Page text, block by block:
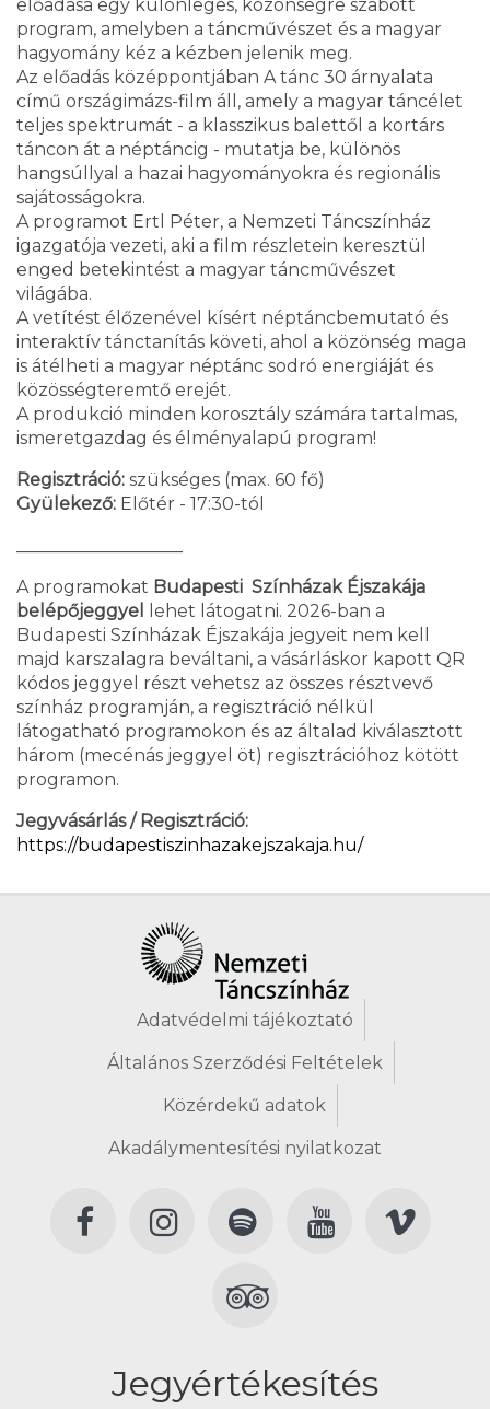
előadása egy különleges, közönségre szabott
program, amelyben a táncművészet és a magyar
hagyomány kéz a kézben jelenik meg.
Az előadás középpontjában A tánc 30 árnyalata
című országimázs-film áll, amely a magyar táncélet
teljes spektrumát - a klasszikus balettől a kortárs
táncon át a néptáncig - mutatja be, különös
hangsúllyal a hazai hagyományokra és regionális
sajátosságokra.
A programot Ertl Péter, a Nemzeti Táncszínház
igazgatója vezeti, aki a film részletein keresztül
enged betekintést a magyar táncművészet
világába.
A vetítést élőzenével kísért néptáncbemutató és
interaktív tánctanítás követi, ahol a közönség maga
is átélheti a magyar néptánc sodró energiáját és
közösségteremtő erejét.
A produkció minden korosztály számára tartalmas,
ismeretgazdag és élményalapú program!
Regisztráció: szükséges (max. 60 fő)
Gyülekező: Előtér - 17:30-tól
A programokat Budapesti Színházak Éjszakája
belépőjeggyel
lehet látogatni. 2026-ban a
Budapesti Színházak Éjszakája jegyeit nem kell
majd karszalagra beváltani, a vásárláskor kapott QR
kódos jeggyel részt vehetsz az összes résztvevő
színház programján, a regisztráció nélkül
látogatható programokon és az általad kiválasztott
három (mecénás jeggyel öt) regisztrációhoz kötött
programon.
Jegyvásárlás / Regisztráció:
https://budapestiszinhazakejszakaja.hu/
Adatvédelmi tájékoztató
Általános Szerződési Feltételek
Közérdekű adatok
Akadálymentesítési nyilatkozat
Jegyértékesítés